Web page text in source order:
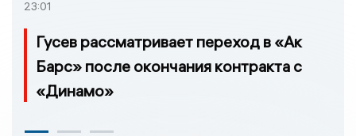
23:01
Гусев рассматривает переход в «Ак
Барс» после окончания контракта с
«Динамо»